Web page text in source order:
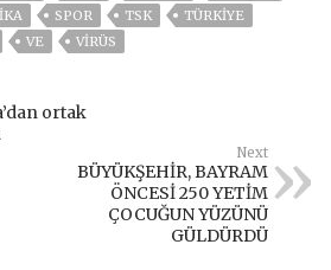
SPOR TSK
TÜRKİYE
VE VIRÜS
ortak
Next
BÜYÜKŞEHİR, BAYRAM
ÖNCESİ 250 YETİM
ÇOCUĞUN YÜZÜNÜ
GÜLDÜRDÜ